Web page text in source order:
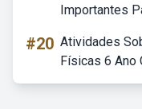
Importantes
#20 Atividades
Físicas 6 Ano